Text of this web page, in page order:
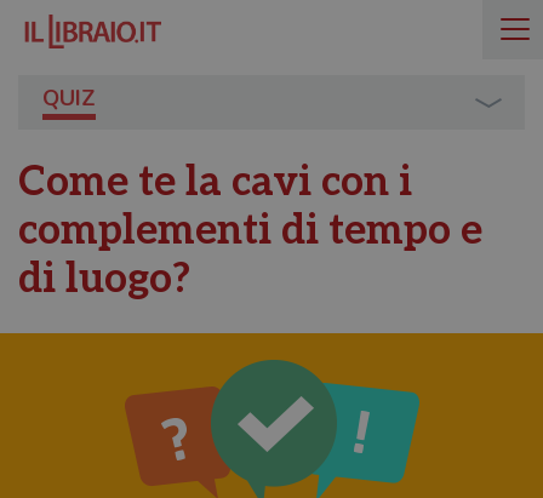
QUIZ
Come te la cavi con i
complementi di tempo e
di luogo?